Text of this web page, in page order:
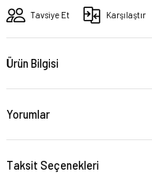
Tavsiye Et Karşılaştır
Ürün Bilgisi
Yorumlar
Taksit Seçenekleri